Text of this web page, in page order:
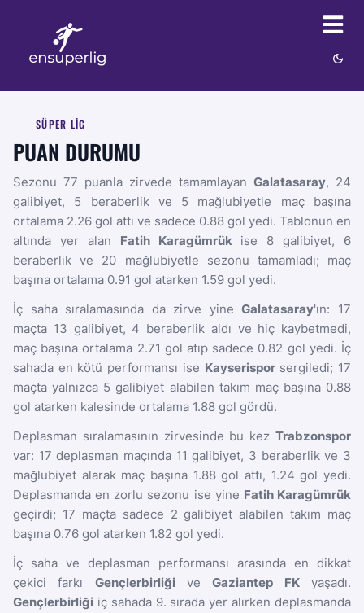
SÜPER LIG
PUAN DURUMU
Sezonu 77 puanla zirvede tamamlayan Galatasaray, 24
galibiyet, 5 beraberlik ve 5 mağlubiyetle maç başına
ortalama 2.26 gol attı ve sadece 0.88 gol yedi. Tablonun en
altında yer alan Fatih Karagümrükise 8 galibiyet, 6
beraberlik ve 20 mağlubiyetle sezonu tamamladı; maç
başına ortalama 0.91 gol atarken 1.59 gol yedi.
İç saha sıralamasında da zirve yineGalatasaray'ın: 17
maçta 13 galibiyet, 4 beraberlik aldı ve hiç kaybetmedi,
maç başına ortalama 2.71 gol atıp sadece 0.82 gol yedi. İç
sahada en kötü performansı ise Kayserisporsergiledi; 17
maçta yalnızca 5 galibiyet alabilen takım maç başına 0.88
gol atarken kalesinde ortalama 1.88 gol gördü.
Deplasman sıralamasının zirvesinde bu kez Trabzonspor
var: 17 deplasman maçında 11 galibiyet, 3 beraberlik ve 3
mağlubiyet alarak maç başına 1.88 gol attı, 1.24 gol yedi.
Deplasmanda en zorlu sezonu ise yine Fatih Karagümrük
geçirdi; 17 maçta sadece 2 galibiyet alabilen takım maç
başına 0.76 gol atarken 1.82 gol yedi.
İç saha ve deplasman performansı arasında en dikkat
çekici farkı GençlerbirliğiveGaziantep FKyaşadı.
Gençlerbirliği iç sahada 9. sırada yer alırken deplasmanda